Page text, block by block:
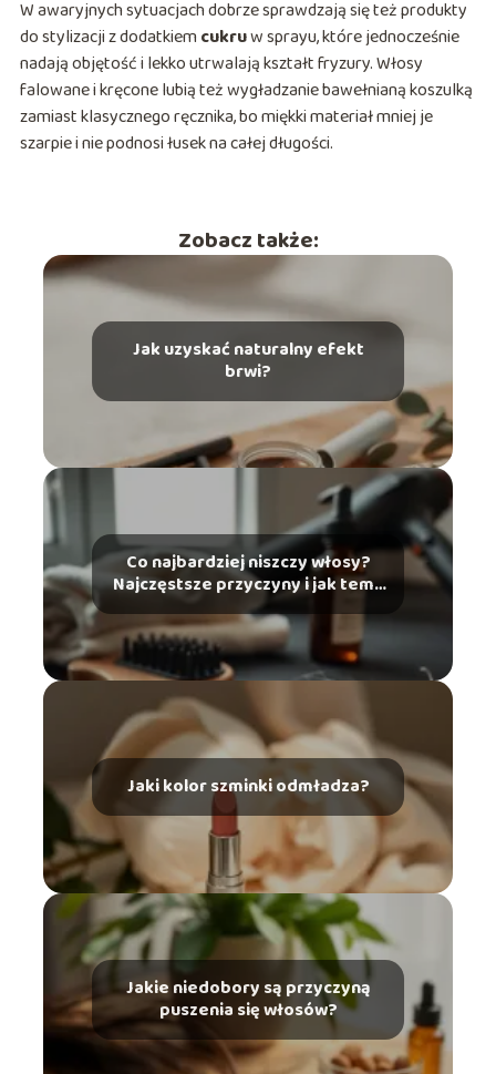
W awaryjnych sytuacjach dobrze sprawdzają się też produkty
do stylizacji z dodatkiemcukruw sprayu, które jednocześnie
nadają objętość i lekko utrwalają kształt fryzury. Włosy
falowane i kręcone lubią też wygładzanie bawełnianą koszulką
zamiast klasycznego ręcznika, bo miękki materiał mniej je
szarpie i nie podnosi łusek na całej długości.
Zobacz także:
Jak uzyskać naturalny efekt
brwi?
Co najbardziej niszczy włosy?
Najczęstsze przyczyny i jak temu
zapobiec
Jaki kolor szminki odmładza?
Jakie niedobory są przyczyną
puszenia się włosów?